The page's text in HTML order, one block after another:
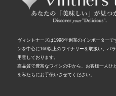
ヴィントナーズは1998年創業のインポーター
ンを中心に160以上のワイナリーを取扱い、バ
用意しております。
高品質で豊富なワインの中から、お客様一人ひ
を私たちにお手伝いさせてください。